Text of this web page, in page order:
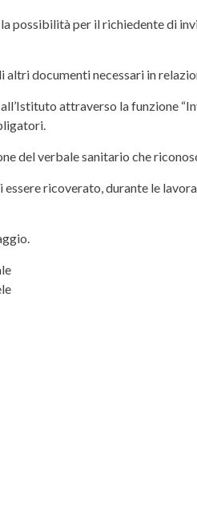
possibilità per il richiedente di
altri documenti necessari in
attraverso la funzione
del verbale sanitario che
ricoverato, durante le